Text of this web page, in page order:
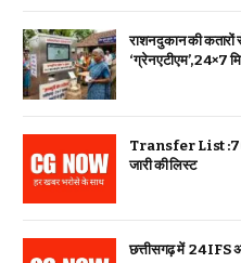
राशन दुकान की
‘ग्रेन एटीएम’, 24×7
Transfer List :700
जारी की लिस्ट
छत्तीसगढ़ में 24 IFS